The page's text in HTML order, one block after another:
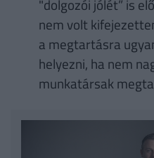
"dolgozói jólét” is
nem volt
a megtartásra
helyezni, ha nem
munkatársak